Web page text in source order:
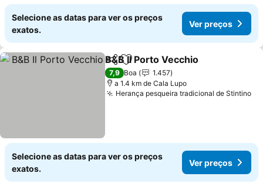
Selecione as datas para ver os preços
exatos.
Ver preços
PartilharAdicionar aos favoritos
B&B Il Porto Vecchio
7,9 Boa
1.457
a 1.4 km de Cala Lupo
Herança pesqueira tradicional de Stintino
Selecione as datas para ver os preços
exatos.
Ver preços